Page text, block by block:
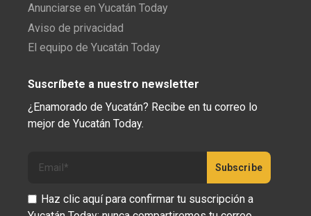
Anunciarse en Yucatán Today
Aviso de privacidad
El equipo de Yucatán Today
Suscríbete a nuestro newsletter
¿Enamorado de Yucatán? Recibe en tu correo lo
mejor de Yucatán Today.
Haz clic aquí para confirmar tu suscripción a